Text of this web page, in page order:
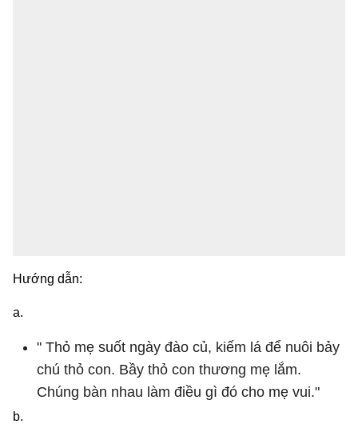
Hướng dẫn:
a.
" Thỏ mẹ suốt ngày đào củ, kiếm lá để nuôi bảy
chú thỏ con. Bầy thỏ con thương mẹ lắm.
Chúng bàn nhau làm điều gì đó cho mẹ vui."
b.